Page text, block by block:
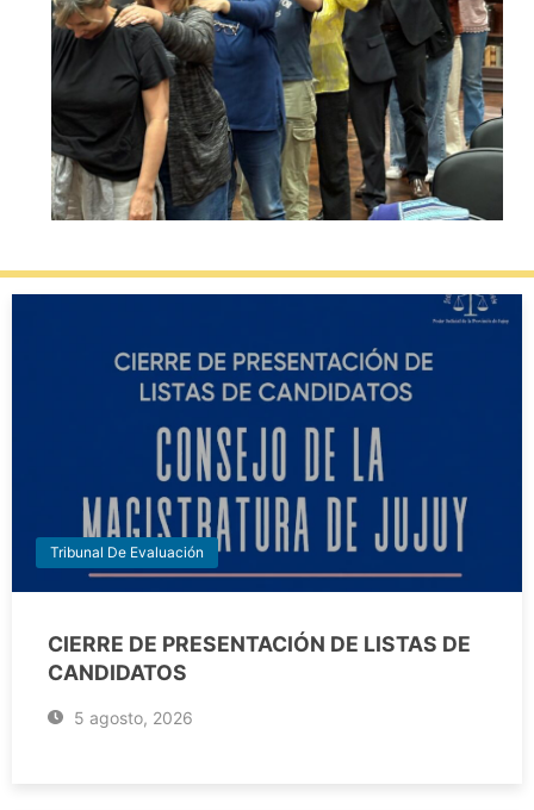
Tribunal De Evaluación
CIERRE DE PRESENTACIÓN DE LISTAS DE
CANDIDATOS
5 agosto, 2026